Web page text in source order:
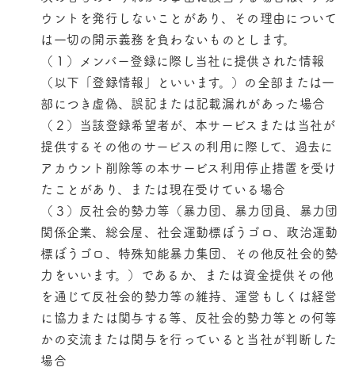
ウントを発行しないことがあり、その理由について
は一切の開示義務を負わないものとします。
（１）メンバー登録に際し当社に提供された情報
（以下「登録情報」といいます。）の全部または一
部につき虚偽、誤記または記載漏れがあった場合
（２）当該登録希望者が、本サービスまたは当社が
提供するその他のサービスの利用に際して、過去に
アカウント削除等の本サービス利用停止措置を受け
たことがあり、または現在受けている場合
（３）反社会的勢力等（暴力団、暴力団員、暴力団
関係企業、総会屋、社会運動標ぼうゴロ、政治運動
標ぼうゴロ、特殊知能暴力集団、その他反社会的勢
力をいいます。）であるか、または資金提供その他
を通じて反社会的勢力等の維持、運営もしくは経営
に協力または関与する等、反社会的勢力等との何等
かの交流または関与を行っていると当社が判断した
場合